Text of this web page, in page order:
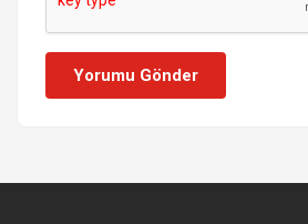
Yorumu Gönder